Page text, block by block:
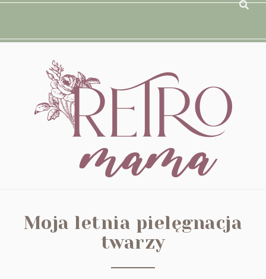
Moja letnia pielęgnacja
twarzy